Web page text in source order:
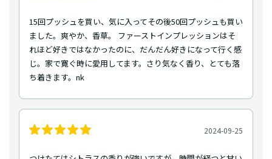
15回プッシュを買い、気に入ってその後50回プッシュも買い
ました。爽やか、香草。 ファーストインプレッションはそ
れほど好きではなかったのに、だんだん好きになって行く感
じ。家で寛ぐ時に愛用してます。さり気なく香り、とても落
ち着きます。nk
2024-09-25